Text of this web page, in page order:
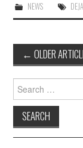
NEWS DEJA
Post
navigation
← OLDER
Search
for: